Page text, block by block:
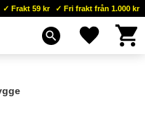
Frakt 59 kr Fri frakt från 1.000 kr
search Favoriter